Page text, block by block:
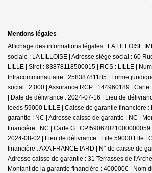
Mentions légales
Affichage des informations légales : LA LILLOISE
sociale : LA LILLOISE | Adresse siège social : 60
LILLE | Siret : 83878118500015 | RCS : LILLE |
Intracommunautaire : 25838781185 | Forme
social : 2 000 | Assurance RCP : 144960189 | Carte
| Date de délivrance : 2024-07-16 | Lieu de
leeds 59000 LILLE | Caisse de garantie financière :
garantie : NC | Adresse caisse de garantie : NC |
financière : NC | Carte G :
2024-08-02 | Lieu de délivrance : Lille 59000 Llle |
financière : AXA FRANCE IARD | N° de caisse de
Adresse caisse de garantie : 31 Terrasses de
Montant de la garantie financière : 400000€ | Nom